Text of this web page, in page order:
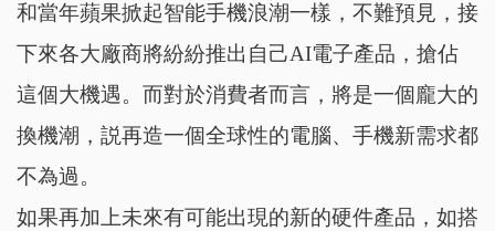
和當年蘋果掀起智能手機浪潮一樣，不難預見，接
下來各大廠商將紛紛推出自己AI電子產品，搶佔
這個大機遇。而對於消費者而言，將是一個龐大的
換機潮，説再造一個全球性的電腦、手機新需求都
不為過。
如果再加上未來有可能出現的新的硬件產品，如搭